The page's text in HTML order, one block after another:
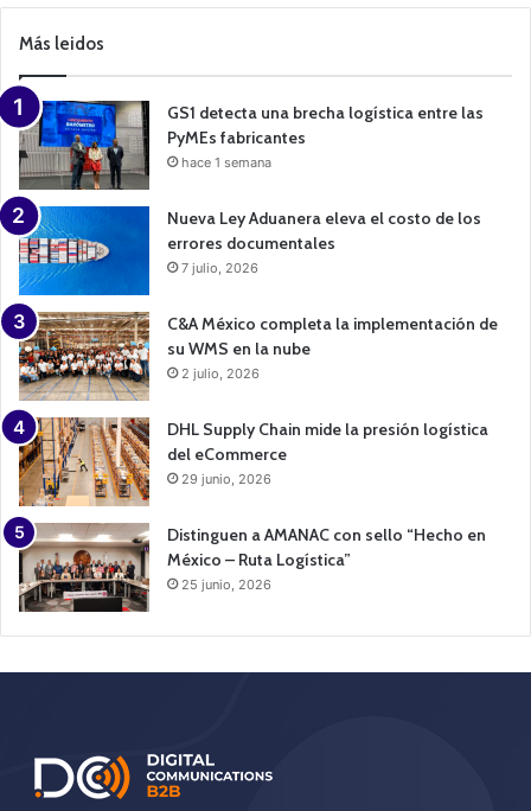
m
a
n
Más leidos
GS1 detecta una brecha logística entre las
PyMEs fabricantes
hace 1 semana
Nueva Ley Aduanera eleva el costo de los
errores documentales
7 julio, 2026
C&A México completa la implementación de
su WMS en la nube
2 julio, 2026
DHL Supply Chain mide la presión logística
del eCommerce
29 junio, 2026
Distinguen a AMANAC con sello “Hecho en
México – Ruta Logística”
25 junio, 2026